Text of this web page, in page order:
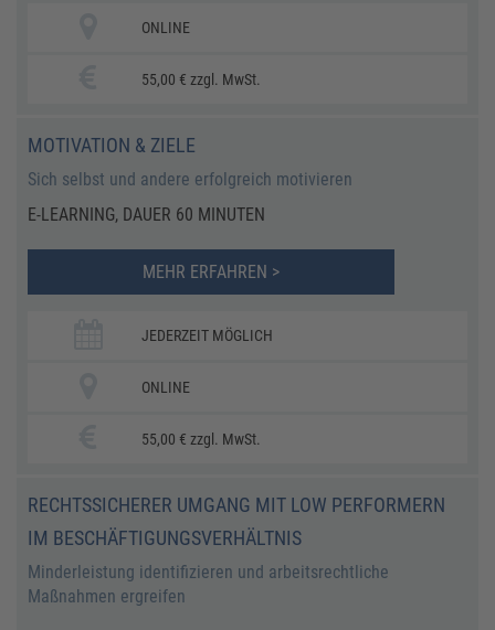
ONLINE
55,00 € zzgl. MwSt.
MOTIVATION & ZIELE
Sich selbst und andere erfolgreich motivieren
E-LEARNING, DAUER 60 MINUTEN
MEHR ERFAHREN >
JEDERZEIT MÖGLICH
ONLINE
55,00 € zzgl. MwSt.
RECHTSSICHERER UMGANG MIT LOW PERFORMERN
IM BESCHÄFTIGUNGSVERHÄLTNIS
Minderleistung identifizieren und arbeitsrechtliche
Maßnahmen ergreifen